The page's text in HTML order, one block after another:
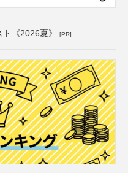
《2026夏》 [PR]